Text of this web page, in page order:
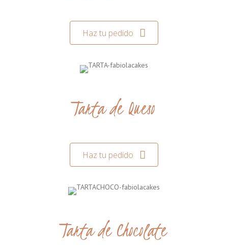
Haz tu pedido
Tarta de Queso
Haz tu pedido
Tarta de Chocolate